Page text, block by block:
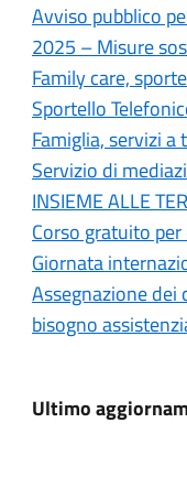
Avviso pubblico
2025 – Misure
Family care,
Sportello
Famiglia, servizi
Servizio di
INSIEME ALLE
Corso gratuito
Giornata
Assegnazione
bisogno
Ultimo